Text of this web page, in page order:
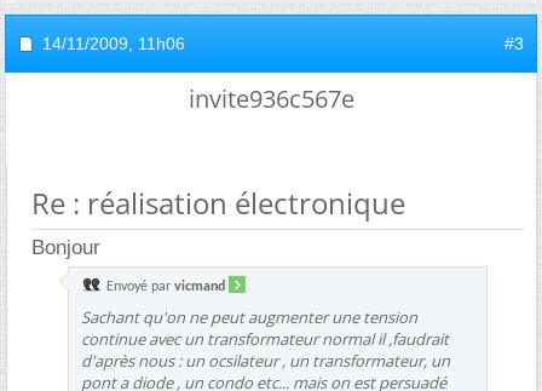
14/11/2009, 11h06 #3
invite936c567e
Re : réalisation électronique
Bonjour
Envoyé par vicmand
Sachant qu'on ne peut augmenter une tension
continue avec un transformateur normal il ,faudrait
d'après nous : un ocsilateur , un transformateur, un
pont a diode , un condo etc... mais on est persuadé